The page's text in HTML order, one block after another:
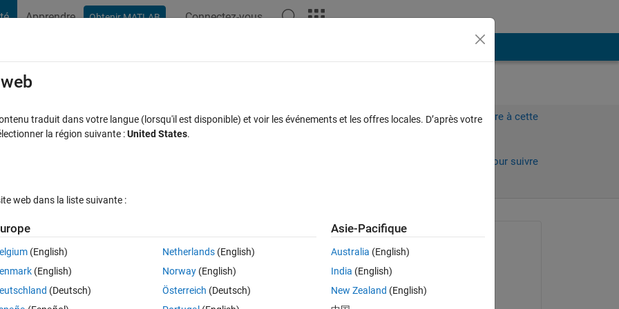
Apprendre Obtenir MATLAB Connectez-vous
histogram2 to reduce noise
Connectez-vous pour répondre à cette
Connectez-vous pour suivre
number of bins. As a result I see sharp spikes that non-physical
to reduce this noise is not an option.
Timur Shaftan
le 15 Août 2022
traduit dans votre langue (lorsqu'il est disponible) et voir les événements et les offres locales. D’après votre
la région suivante :United States.
web dans la liste suivante :
(English)
(English)
(Deutsch)
Netherlands(English)
Norway(English)
Österreich (Deutsch)
Asie-Pacifique
Australia (English)
India (English)
New Zealand (English)